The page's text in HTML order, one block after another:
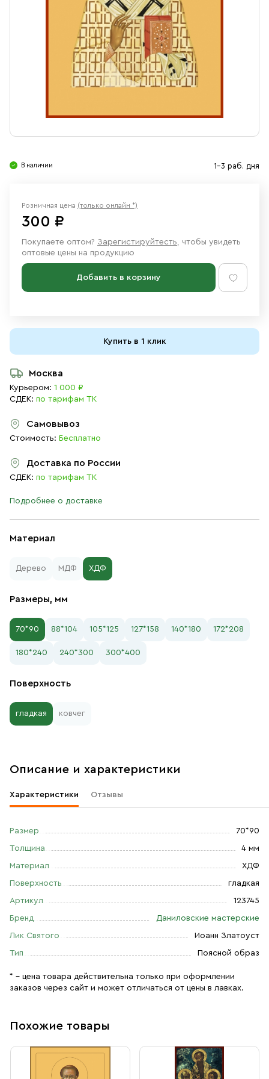
Ювелирные изделия
В наличии 1-3 раб. дня
Материал
Дерево МДФ ХДФ
Размеры, мм
70*90 88*104 105*125 127*158 140*180 172*208
180*240 240*300 300*400
Поверхность
гладкая ковчег
Розничная цена (только онлайн *)
300 ₽
Покупаете оптом? Зарегистируйтесть, чтобы увидеть
оптовые цены на продукцию
Добавить в корзину
Купить в 1 клик
Москва
Курьером: 1 000 ₽
СДЕК: по тарифам ТК
Самовывоз
Стоимость: Бесплатно
Доставка по России
СДЕК: по тарифам ТК
Подробнее о доставке
Описание и характеристики
Характеристики Отзывы
Размер 70*90
Толщина 4 мм
Материал ХДФ
Поверхность гладкая
Артикул 123745
Бренд Даниловские мастерские
Лик Святого Иоанн Златоуст
Тип Поясной образ
* – цена товара действительна только при оформлении
заказов через сайт и может отличаться от цены в лавках.
Похожие товары